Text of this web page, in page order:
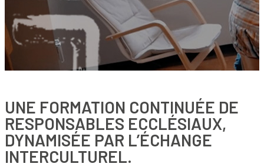
UNE FORMATION CONTINUÉE DE
RESPONSABLES ECCLÉSIAUX,
DYNAMISÉE PAR L’ÉCHANGE
INTERCULTUREL.